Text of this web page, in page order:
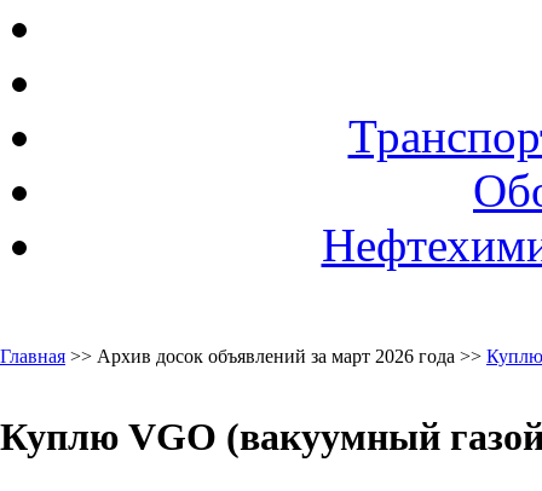
Главная >> Архив досок объявлений за март 2026 года >>
Куплю VGO (вакуумный